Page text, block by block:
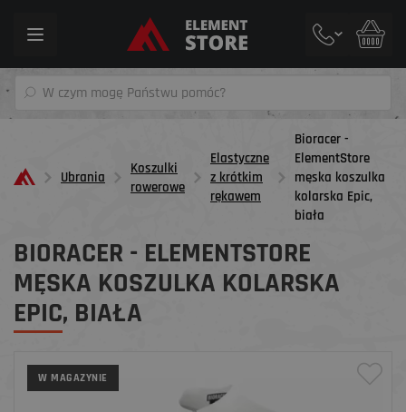
Toggle
Ubrania
Koszulki
rowerowe
Elastyczne
z krótkim
rękawem
Bioracer -
ElementStore
męska koszulka
kolarska Epic,
biała
BIORACER - ELEMENTSTORE
MĘSKA KOSZULKA KOLARSKA
EPIC, BIAŁA
W MAGAZYNIE